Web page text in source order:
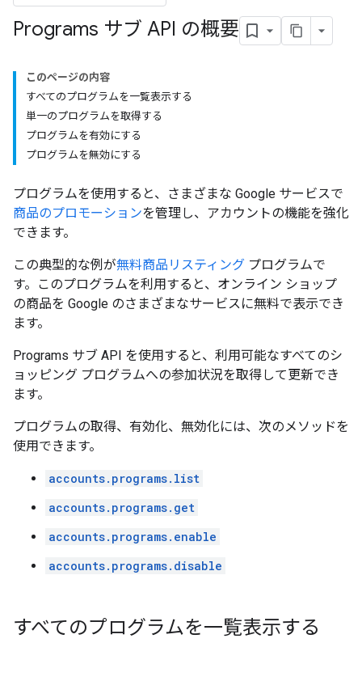
Programs サブ API の概要
このページの内容
すべてのプログラムを一覧表示する
単一のプログラムを取得する
プログラムを有効にする
プログラムを無効にする
プログラムを使用すると、さまざまな Google サービスで
商品のプロモーションを管理し、アカウントの機能を強化
できます。
この典型的な例が無料商品リスティング プログラムで
す。このプログラムを利用すると、オンライン ショップ
の商品を Google のさまざまなサービスに無料で表示でき
ます。
Programs サブ API を使用すると、利用可能なすべてのシ
ョッピング プログラムへの参加状況を取得して更新でき
ます。
プログラムの取得、有効化、無効化には、次のメソッドを
使用できます。
accounts.programs.list
accounts.programs.get
accounts.programs.enable
accounts.programs.disable
すべてのプログラムを一覧表示する